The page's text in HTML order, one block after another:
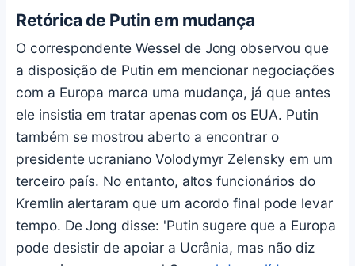
Retórica de Putin em mudança
O correspondente Wessel de Jong observou que
a disposição de Putin em mencionar negociações
com a Europa marca uma mudança, já que antes
ele insistia em tratar apenas com os EUA. Putin
também se mostrou aberto a encontrar o
presidente ucraniano Volodymyr Zelensky em um
terceiro país. No entanto, altos funcionários do
Kremlin alertaram que um acordo final pode levar
tempo. De Jong disse: 'Putin sugere que a Europa
pode desistir de apoiar a Ucrânia, mas não diz